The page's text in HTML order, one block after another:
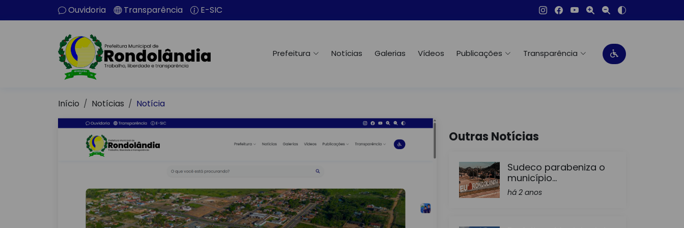
Ouvidoria Transparência E-SIC
Prefeitura Notícias Galerias Vídeos Publicações Transparência
Início Notícias Notícia
Outras Notícias
Sudeco parabeniza o
município...
há 2 anos